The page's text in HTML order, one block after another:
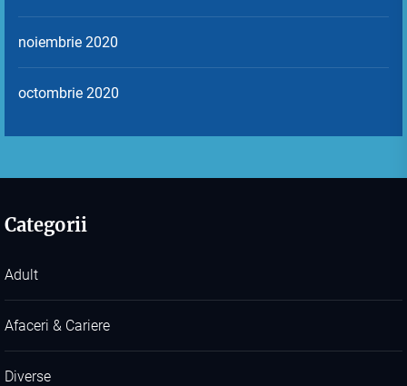
noiembrie 2020
octombrie 2020
Categorii
Adult
Afaceri & Cariere
Diverse